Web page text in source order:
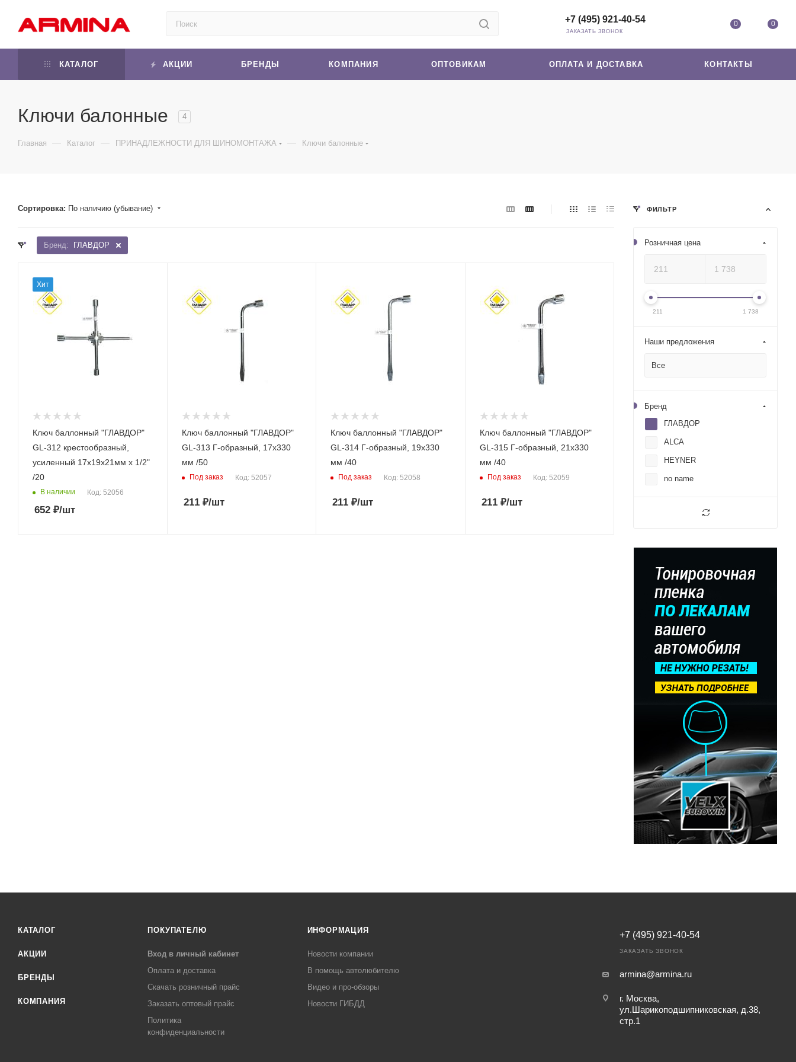
0 0
+7 (495) 921-40-54
ЗАКАЗАТЬ ЗВОНОК
КАТАЛОГ АКЦИИ БРЕНДЫ КОМПАНИЯ ОПТОВИКАМ ОПЛАТА И ДОСТАВКА КОНТАКТЫ
Ключи балонные 4
Главная — Каталог — ПРИНАДЛЕЖНОСТИ ДЛЯ ШИНОМОНТАЖА — Ключи балонные
Сортировка: По наличию (убывание)
Бренд: ГЛАВДОР
Хит
Ключ баллонный "ГЛАВДОР"
GL-312 крестообразный,
усиленный 17х19х21мм х 1/2"
/20
В наличии Код: 52056
652 ₽/шт
Ключ баллонный "ГЛАВДОР"
GL-313 Г-образный, 17х330
мм /50
Под заказ Код: 52057
211₽/шт
Ключ баллонный "ГЛАВДОР"
GL-314 Г-образный, 19х330
мм /40
Под заказ Код: 52058
211 ₽/шт
Ключ баллонный "ГЛАВДОР"
GL-315 Г-образный, 21х330
мм /40
Под заказ Код: 52059
211₽/шт
ФИЛЬТР
Розничная цена
211 1 738
Наши предложения
Все
Бренд
ГЛАВДОР
ALCA
HEYNER
no name
КАТАЛОГ
АКЦИИ
БРЕНДЫ
КОМПАНИЯ
ПОКУПАТЕЛЮ
Вход в личный кабинет
Оплата и доставка
Скачать розничный прайс
Заказать оптовый прайс
Политика
конфиденциальности
ИНФОРМАЦИЯ
Новости компании
В помощь автолюбителю
Видео и про-обзоры
Новости ГИБДД
+7 (495) 921-40-54
ЗАКАЗАТЬ ЗВОНОК
armina@armina.ru
г. Москва,
ул.Шарикоподшипниковская, д.38,
стр.1